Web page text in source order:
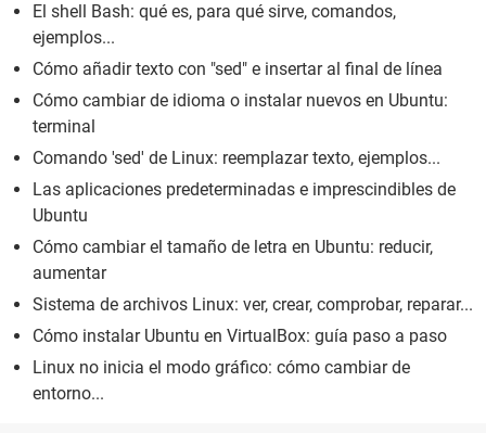
El shell Bash: qué es, para qué sirve, comandos,
ejemplos...
Cómo añadir texto con "sed" e insertar al final de línea
Cómo cambiar de idioma o instalar nuevos en Ubuntu:
terminal
Comando 'sed' de Linux: reemplazar texto, ejemplos...
Las aplicaciones predeterminadas e imprescindibles de
Ubuntu
Cómo cambiar el tamaño de letra en Ubuntu: reducir,
aumentar
Sistema de archivos Linux: ver, crear, comprobar, reparar...
Cómo instalar Ubuntu en VirtualBox: guía paso a paso
Linux no inicia el modo gráfico: cómo cambiar de
entorno...